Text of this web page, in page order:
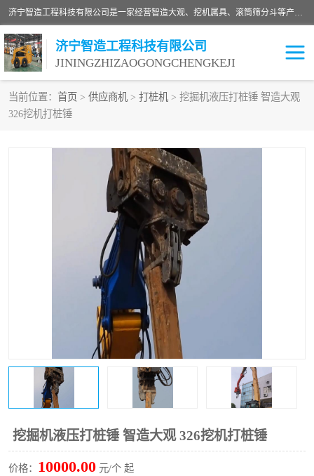
济宁智造工程科技有限公司是一家经营智造大观、挖机属具、滚筒筛分斗等产品的滑移装载机厂家。济宁智造工程科技有限公司奉行以质量赢得用户，诚信为本，互利共赢的宗旨，依靠雄厚的技术力量，科学的管理制度，先进的加工检测设备，始终坚持以客户为中心，免费咨询！
济宁智造工程科技有限公司
JININGZHIZAOGONGCHENGKEJI
当前位置： 首页 > 供应商机 > 打桩机 > 挖掘机液压打桩锤 智造大观
326挖机打桩锤
挖掘机液压打桩锤 智造大观 326挖机打桩锤
价格： 10000.00 元/个 起
振动夯
移动破碎机
粉碎钳
土壤修复
开沟机
破碎机
压路机
枕木机 滑移装载机
清扫器
挖树机 拓荒机
滚筒筛